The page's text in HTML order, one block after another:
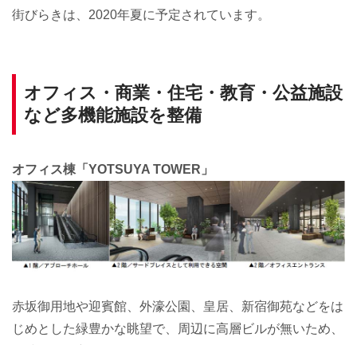
街びらきは、2020年夏に予定されています。
オフィス・商業・住宅・教育・公益施設
など多機能施設を整備
オフィス棟「YOTSUYA TOWER」
赤坂御用地や迎賓館、外濠公園、皇居、新宿御苑などをは
じめとした緑豊かな眺望で、周辺に高層ビルが無いため、